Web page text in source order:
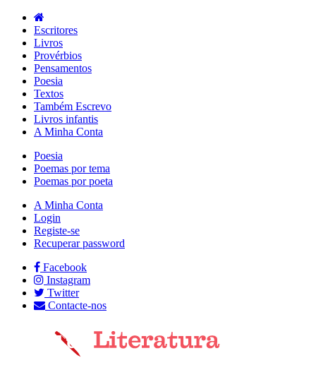
Escritores
Livros
Provérbios
Pensamentos
Poesia
Textos
Também Escrevo
Livros infantis
A Minha Conta
Poesia
Poemas por tema
Poemas por poeta
A Minha Conta
Login
Registe-se
Recuperar password
Facebook
Instagram
Twitter
Contacte-nos